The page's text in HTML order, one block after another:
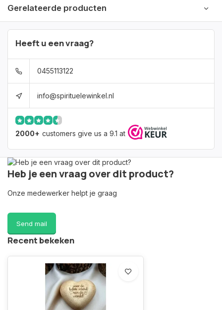
Gerelateerde producten
Heeft u een vraag?
0455113122
info@spirituelewinkel.nl
2000+ customers give us a 9.1 at
Heb je een vraag over dit product?
Onze medewerker helpt je graag
Send mail
Recent bekeken